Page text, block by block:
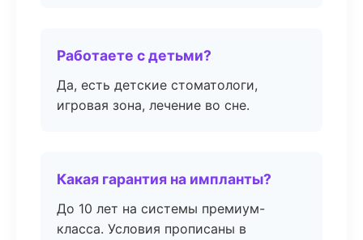
Работаете с детьми?
Да, есть детские стоматологи,
игровая зона, лечение во сне.
Какая гарантия на импланты?
До 10 лет на системы премиум-
класса. Условия прописаны в